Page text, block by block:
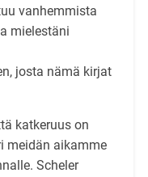
vanhemmista
mielestäni
josta nämä kirjat
katkeruus on
meidän aikamme
Scheler